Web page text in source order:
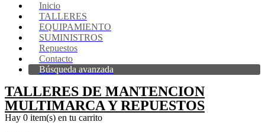
Inicio
TALLERES
EQUIPAMIENTO
SUMINISTROS
Repuestos
Contacto
Búsqueda avanzada
TALLERES DE MANTENCION
MULTIMARCA Y REPUESTOS
Hay 0 item(s) en tu carrito